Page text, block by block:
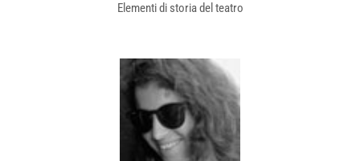
Elementi di storia del teatro